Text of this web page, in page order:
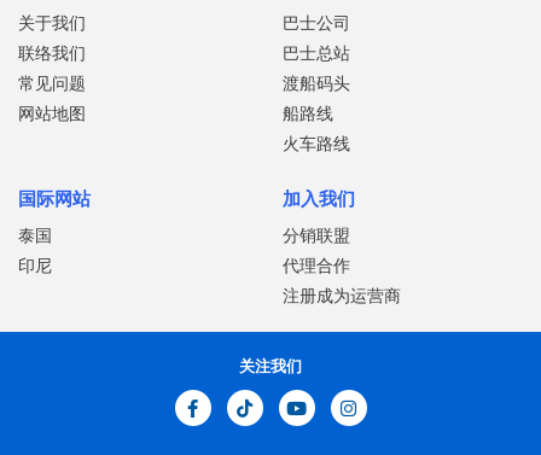
关于我们
联络我们
常见问题
网站地图
巴士公司
巴士总站
渡船码头
船路线
火车路线
国际网站
泰国
印尼
加入我们
分销联盟
代理合作
注册成为运营商
关注我们